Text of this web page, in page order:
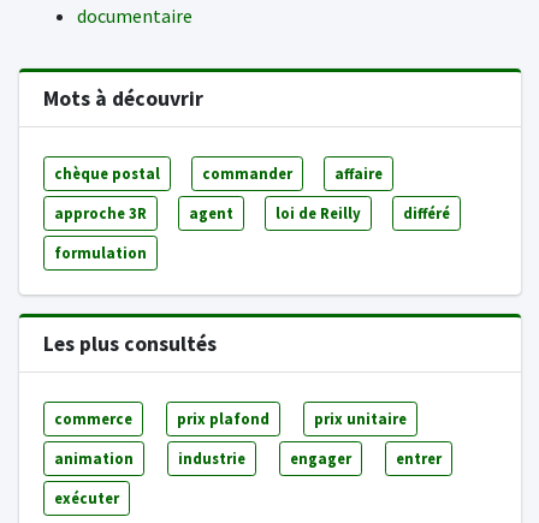
documentaire
Mots à découvrir
chèque postal commander affaire
approche 3R agent loi de Reilly différé
formulation
Les plus consultés
commerce prix plafond prix unitaire
animation industrie engager entrer
exécuter